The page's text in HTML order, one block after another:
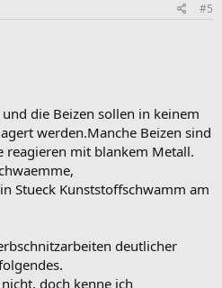
#5
die Beizen sollen in keinem
werden.Manche Beizen sind
reagieren mit blankem Metall.
Stueck Kunststoffschwamm am
deutlicher
doch kenne ich